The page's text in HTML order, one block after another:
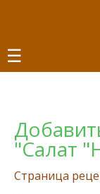
☰
"Салат
Страница